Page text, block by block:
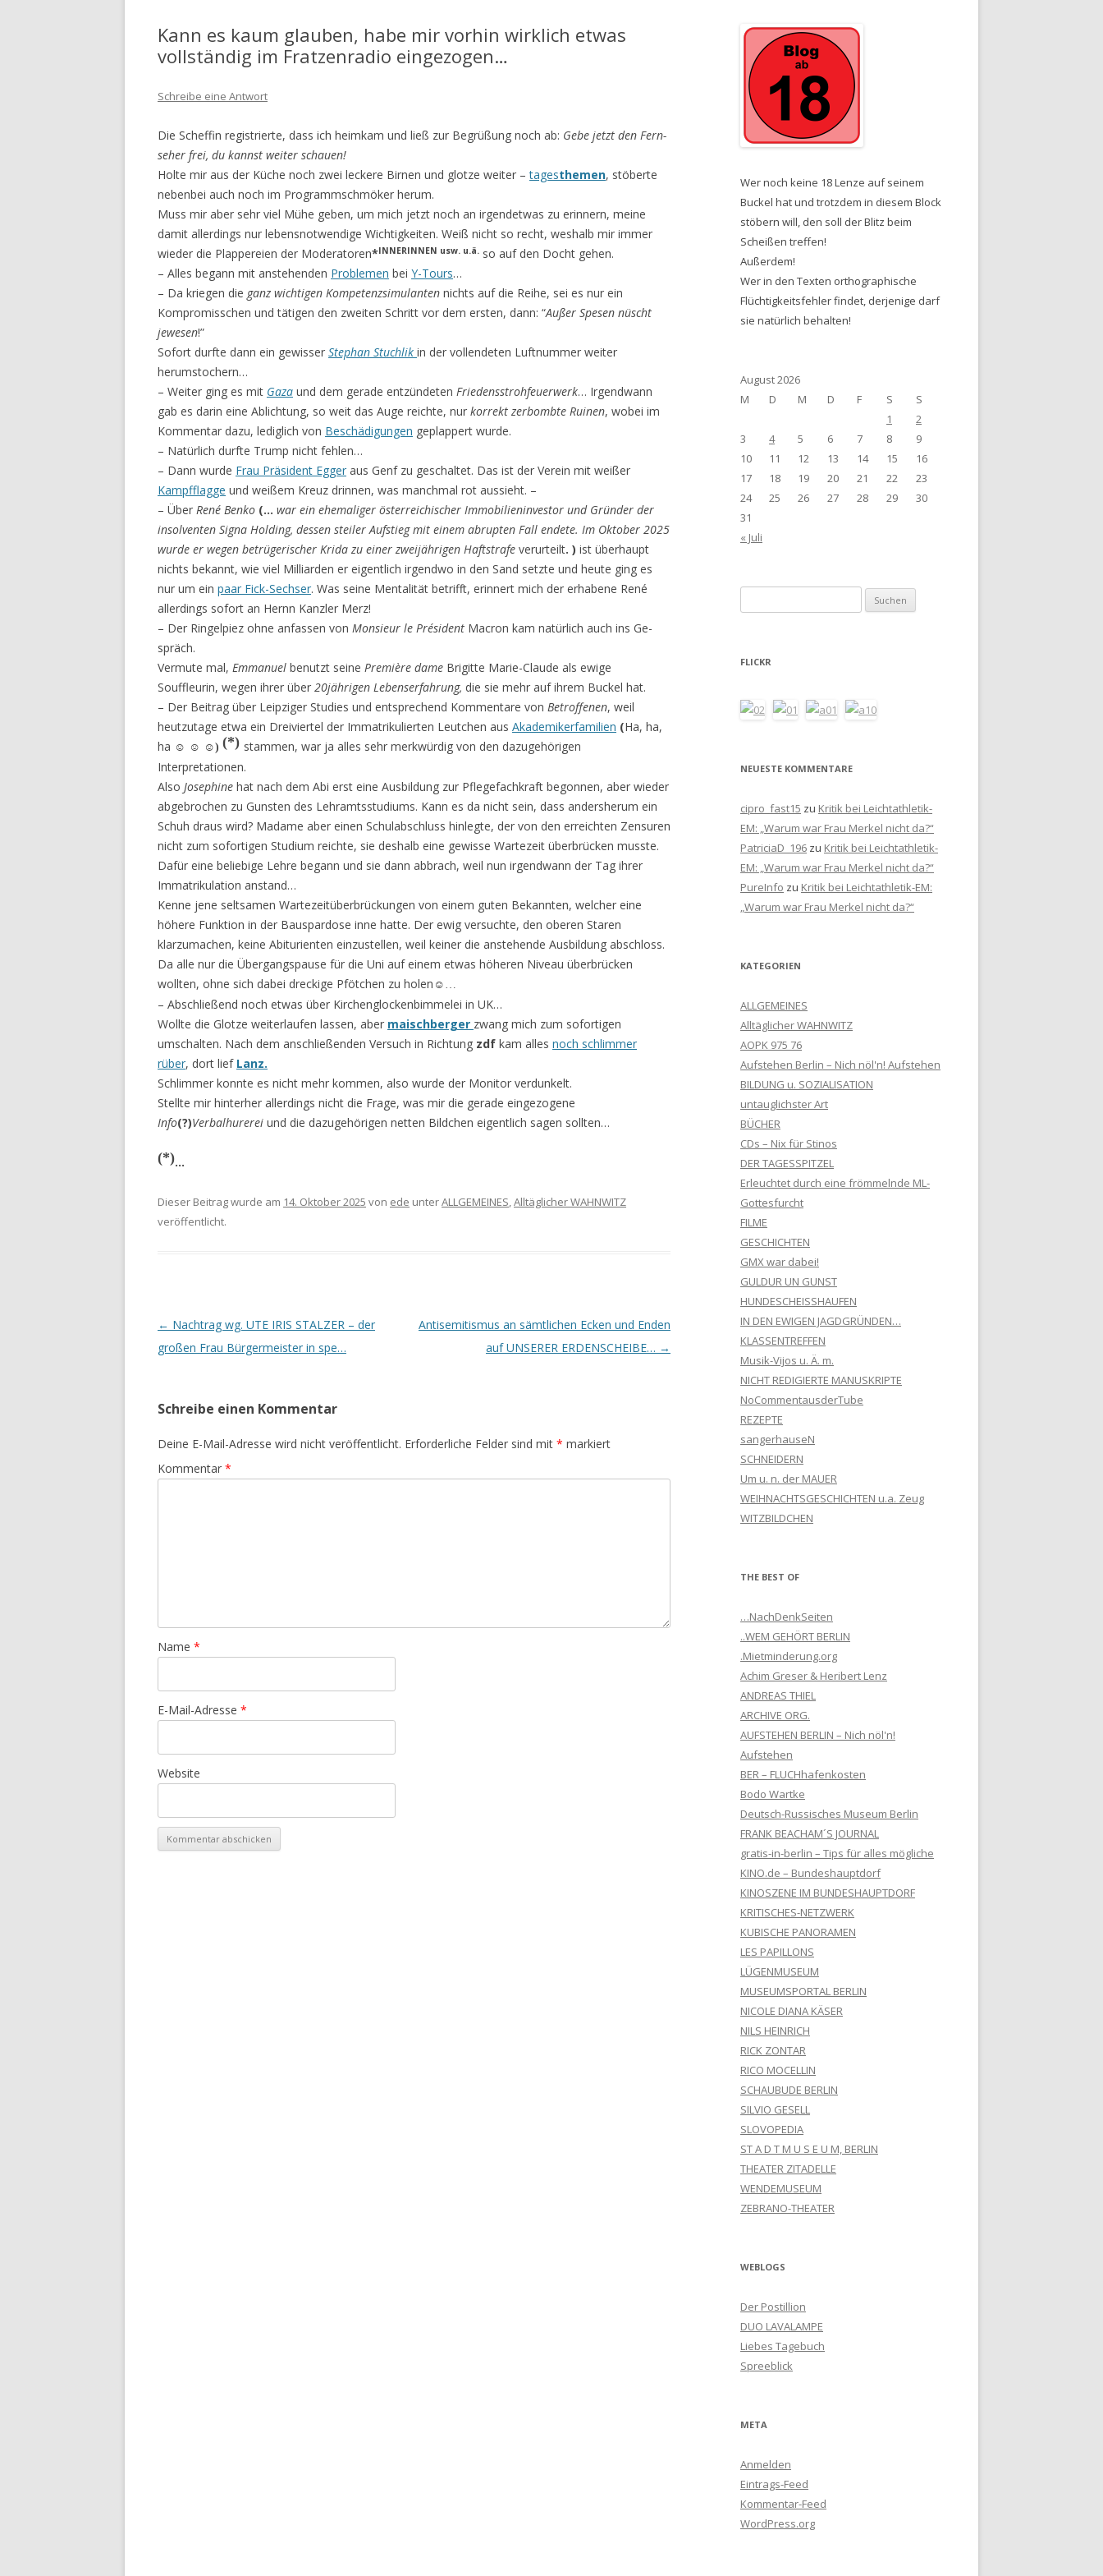
Kann es kaum glauben, habe mir vorhin wirklich etwas
vollständig im Fratzenradio eingezogen…
Schreibe eine Antwort
Die Scheffin registrierte, dass ich heimkam und ließ zur Begrüßung noch ab: Gebe jetzt den Fern­
seher frei, du kannst weiter schauen!
Holte mir aus der Küche noch zwei leckere Birnen und glotze weiter –tagesthemen, stöberte
ne­benbei auch noch im Programmschmöker herum.
Muss mir aber sehr viel Mühe geben, um mich jetzt noch an irgendetwas zu erinnern, meine
damit allerdings nur lebensnotwendige Wichtigkeiten. Weiß nicht so recht, weshalb mir immer
wieder die Plappereien der Moderatoren*INNERINNEN usw. u.ä. so auf den Docht gehen.
– Alles begann mit anstehenden Problemen bei Y-Tours…
– Da kriegen die ganz wichtigen Kompetenzsimulanten nichts auf die Reihe, sei es nur ein
Kompro­misschen und tätigen den zweiten Schritt vor dem ersten, dann: “Außer Spesen nüscht
jewesen!”
Sofort durfte dann ein gewisser Stephan Stuchlik in der vollendeten Luftnummer weiter
herumsto­chern…
– Weiter ging es mit Gaza und dem gerade entzündeten Friedensstrohfeuerwerk… Irgendwann
gab es darin eine Ablichtung, so weit das Auge reichte, nur korrekt zerbombte Ruinen, wobei im
Kommentar dazu, lediglich von Beschädigungen geplappert wurde.
– Natürlich durfte Trump nicht fehlen…
– Dann wurde Frau Präsident Egger aus Genf zu geschaltet. Das ist der Verein mit weißer
Kampf­flagge und weißem Kreuz drinnen, was manchmal rot aussieht. –
– Über René Benko (… war ein ehemaliger österreichischer Immobilieninvestor und Gründer der
insolventen Signa Holding, dessen steiler Aufstieg mit einem abrupten Fall endete. Im Oktober 2025
wurde er wegen betrügerischer Krida zu einer zweijährigen Haftstrafe verurteilt. ) ist überhaupt
nichts bekannt, wie viel Milliarden er eigentlich irgendwo in den Sand setzte und heute ging es
nur um ein paar Fick-Sechser. Was seine Mentalität betrifft, erinnert mich der erhabene René
allerdings sofort an Hernn Kanzler Merz!
– Der Ringelpiez ohne anfassen von Monsieur le Président Macron kam natürlich auch ins Ge­
spräch.
Vermute mal, Emmanuel benutzt seine Première dame Brigitte Marie-Claude als ewige
Souffleurin, wegen ihrer über 20jährigen Lebenserfahrung, die sie mehr auf ihrem Buckel hat.
– Der Beitrag über Leipziger Studies und entsprechend Kommentare von Betroffenen, weil
heutzuta­ge etwa ein Dreiviertel der Immatrikulierten Leutchen aus Akademikerfamilien (Ha, ha,
ha ☺ ☺ ☺) (*) stammen, war ja alles sehr merkwürdig von den dazugehörigen
Interpretationen.
Also Josephine hat nach dem Abi erst eine Ausbildung zur Pflegefachkraft begonnen, aber wieder
abgebrochen zu Gunsten des Lehramtsstu­diums. Kann es da nicht sein, dass andersherum ein
Schuh draus wird? Madame aber einen Schul­abschluss hinlegte, der von den erreichten Zensuren
nicht zum sofortigen Studium reichte, sie des­halb eine gewisse Wartezeit überbrücken musste.
Dafür eine beliebige Lehre begann und sie dann abbrach, weil nun irgendwann der Tag ihrer
Immatrikulation anstand…
Kenne jene seltsamen Wartezeitüberbrückungen von einem guten Bekannten, welcher eine
höhere Funktion in der Bauspardose inne hatte. Der ewig versuchte, den oberen Staren
klarzumachen, kei­ne Abiturienten einzustellen, weil keiner die anstehende Ausbildung abschloss.
Da alle nur die Übergangspause für die Uni auf einem etwas höheren Niveau überbrücken
wollten, ohne sich dabei dreckige Pfötchen zu holen ☺…
– Abschließend noch etwas über Kirchenglockenbimmelei in UK…
Wollte die Glotze weiterlaufen lassen, aber maischberger zwang mich zum sofortigen
umschalten. Nach dem anschließenden Versuch in Richtung zdf kam alles noch schlimmer
rüber, dort lief Lanz.
Schlimmer konnte es nicht mehr kommen, also wurde der Monitor verdunkelt.
Stellte mir hinterher allerdings nicht die Frage, was mir die gerade eingezogene
Info(?)Verbalhure­rei und die dazugehörigen netten Bildchen eigentlich sagen sollten…
(*)…
Dieser Beitrag wurde am 14. Oktober 2025 von ede unterALLGEMEINES,Alltäglicher WAHNWITZ
veröffentlicht.
Beitrags-
Navigation
← Nachtrag wg. UTE IRIS STALZER – der
großen Frau Bürgermeister in spe…
Antisemitismus an sämtlichen Ecken und Enden
auf UNSERER ERDENSCHEIBE… →
Schreibe einen Kommentar
Deine E-Mail-Adresse wird nicht veröffentlicht. Erforderliche Felder sind mit * markiert
Kommentar *
Name *
E-Mail-Adresse *
Website
Wer noch keine 18 Lenze auf seinem
Buckel hat und trotzdem in diesem Block
stöbern will, den soll der Blitz beim
Scheißen treffen!
Außerdem!
Wer in den Texten orthographische
Flüchtigkeitsfehler findet, derjenige darf
sie natürlich behalten!
August 2026
M
D M D F S
S
1
2
3
4 5 6 7 8
9
10
11 12 13 14 15
16
17
18 19 20 21 22
23
24
25 26 27 28 29
30
31
« Juli
nach:
FLICKR
NEUESTE KOMMENTARE
cipro_fast15 zu Kritik bei Leichtathletik-
EM: „Warum war Frau Merkel nicht da?“
PatriciaD_196 zu Kritik bei Leichtathletik-
EM: „Warum war Frau Merkel nicht da?“
PureInfo zu Kritik bei Leichtathletik-EM:
„Warum war Frau Merkel nicht da?“
KATEGORIEN
ALLGEMEINES
Alltäglicher WAHNWITZ
AOPK 975 76
Aufstehen Berlin – Nich nöl'n! Aufstehen
BILDUNG u. SOZIALISATION
untauglichster Art
BÜCHER
CDs – Nix für Stinos
DER TAGESSPITZEL
Erleuchtet durch eine frömmelnde ML-
Gottesfurcht
FILME
GESCHICHTEN
GMX war dabei!
GULDUR UN GUNST
HUNDESCHEISSHAUFEN
IN DEN EWIGEN JAGDGRÜNDEN…
KLASSENTREFFEN
Musik-Vijos u. Ä. m.
NICHT REDIGIERTE MANUSKRIPTE
NoCommentausderTube
REZEPTE
sangerhauseN
SCHNEIDERN
Um u. n. der MAUER
WEIHNACHTSGESCHICHTEN u.a. Zeug
WITZBILDCHEN
THE BEST OF
…NachDenkSeiten
..WEM GEHÖRT BERLIN
.Mietminderung.org
Achim Greser & Heribert Lenz
ANDREAS THIEL
ARCHIVE ORG.
AUFSTEHEN BERLIN – Nich nöl'n!
Aufstehen
BER – FLUCHhafenkosten
Bodo Wartke
Deutsch-Russisches Museum Berlin
FRANK BEACHAM´S JOURNAL
gratis-in-berlin – Tips für alles mögliche
KINO.de – Bundeshauptdorf
KINOSZENE IM BUNDESHAUPTDORF
KRITISCHES-NETZWERK
KUBISCHE PANORAMEN
LES PAPILLONS
LÜGENMUSEUM
MUSEUMSPORTAL BERLIN
NICOLE DIANA KÄSER
NILS HEINRICH
RICK ZONTAR
RICO MOCELLIN
SCHAUBUDE BERLIN
SILVIO GESELL
SLOVOPEDIA
ST A D T M U S E U M, BERLIN
THEATER ZITADELLE
WENDEMUSEUM
ZEBRANO-THEATER
WEBLOGS
Der Postillion
DUO LAVALAMPE
Liebes Tagebuch
Spreeblick
META
Anmelden
Eintrags-Feed
Kommentar-Feed
WordPress.org